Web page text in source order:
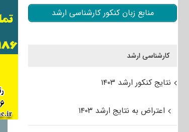
منابع زبان کنکور کارشناسی ارشد
کارشناسی ارشد
نتایج کنکور ارشد ۱۴۰۳
اعتراض به نتایج ارشد ۱۴۰۳